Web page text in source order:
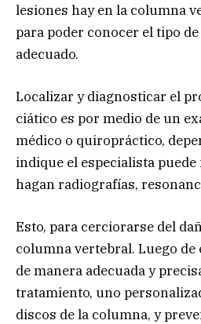
lesiones hay en la columna
para poder conocer el tipo
adecuado.
Localizar y diagnosticar el
ciático es por medio de un
médico o quiropráctico,
indique el especialista puede
hagan radiografías,
Esto, para cerciorarse del
columna vertebral. Luego
de manera adecuada y
tratamiento, uno
discos de la columna, y